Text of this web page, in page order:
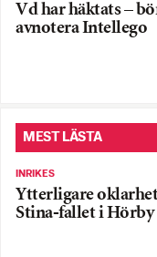
Vd har häktats –
avnotera Intellego
MEST LÄSTA
INRIKES
Ytterligare
Stina-fallet i Hörby